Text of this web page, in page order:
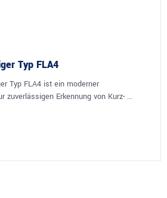
Typ FLA4
Typ FLA4 ist ein moderner
zuverlässigen Erkennung von Kurz- ...